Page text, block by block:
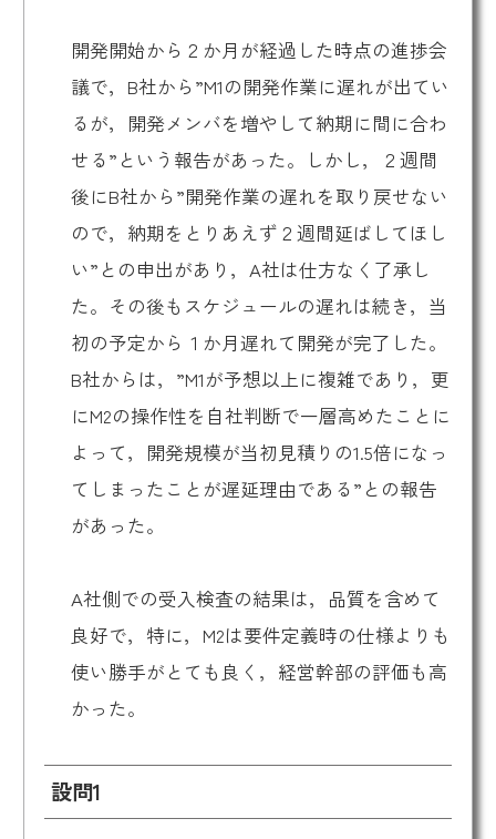
開発開始から２か月が経過した時点の進捗会
議で，B社から”M1の開発作業に遅れが出てい
るが，開発メンバを増やして納期に間に合わ
せる”という報告があった。しかし，２週間
後にB社から”開発作業の遅れを取り戻せない
ので，納期をとりあえず２週間延ばしてほし
い”との申出があり，A社は仕方なく了承し
た。その後もスケジュールの遅れは続き，当
初の予定から１か月遅れて開発が完了した。
B社からは，”M1が予想以上に複雑であり，更
にM2の操作性を自社判断で一層高めたことに
よって，開発規模が当初見積りの1.5倍になっ
てしまったことが遅延理由である”との報告
があった。
A社側での受入検査の結果は，品質を含めて
良好で，特に，M2は要件定義時の仕様よりも
使い勝手がとても良く，経営幹部の評価も高
かった。
設問1